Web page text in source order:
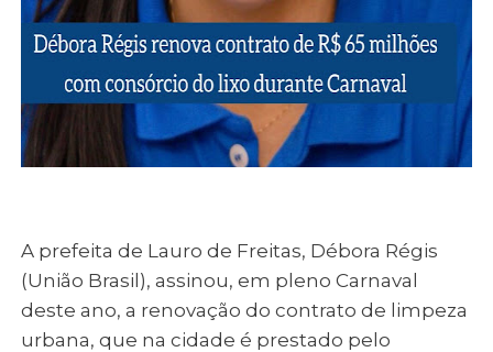
A prefeita de Lauro de Freitas, Débora Régis
(União Brasil), assinou, em pleno Carnaval
deste ano, a renovação do contrato de limpeza
urbana, que na cidade é prestado pelo